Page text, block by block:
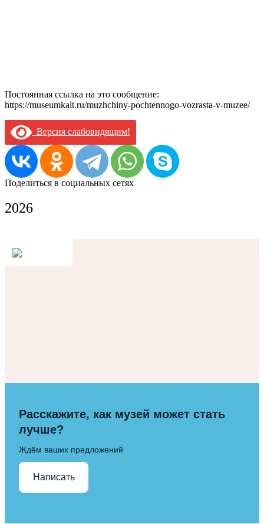
Постоянная ссылка на это сообщение:
https://museumkalt.ru/muzhchiny-pochtennogo-vozrasta-v-muzee/
Версия слабовидящим!
Поделиться в социальных сетях
2026
Расскажите, как музей может стать
лучше?
Ждём ваших предложений
Написать